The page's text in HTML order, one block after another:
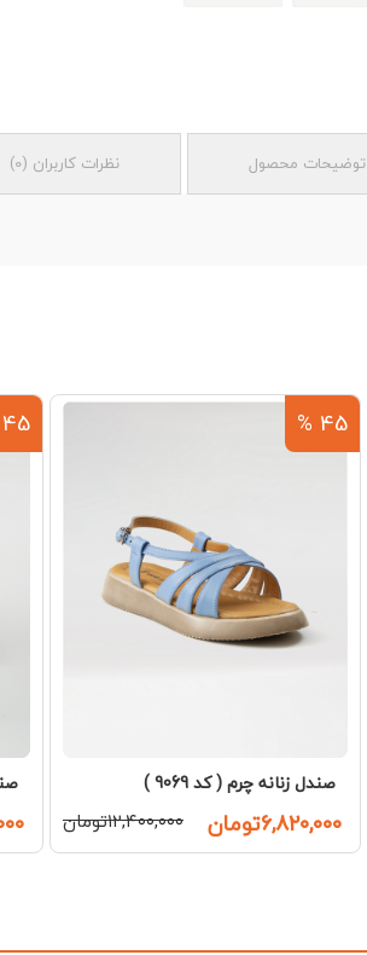
توضیحات محصول نظرات کاربران (
0
)
45 %
صندل زنانه چرم ( کد 9069 )
۶,۸۲۰,۰۰۰تومان ۱۲,۴۰۰,۰۰۰تومان
45 %